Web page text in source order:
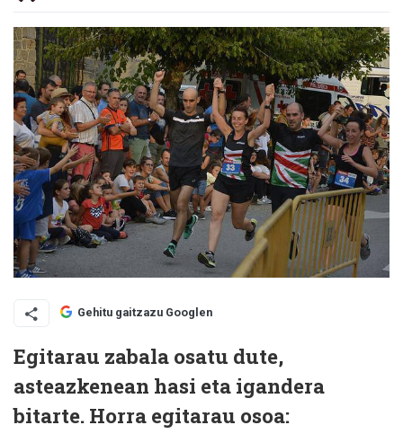
Gehitu gaitzazu Googlen
Egitarau zabala osatu dute,
asteazkenean hasi eta igandera
bitarte. Horra egitarau osoa: